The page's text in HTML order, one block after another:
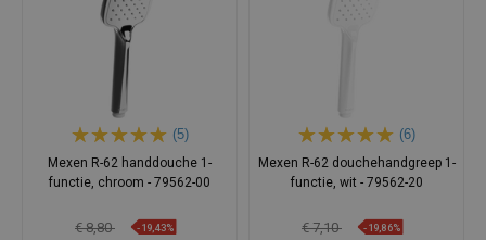
(5)
Mexen R-62 handdouche 1-
functie, chroom - 79562-00
€ 8,80 -19,43%
(6)
Mexen R-62 douchehandgreep 1-
functie, wit - 79562-20
€ 7,10 -19,86%